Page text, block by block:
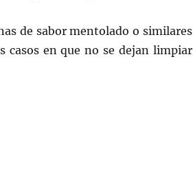
de sabor mentolado o similares
casos en que no se dejan limpiar